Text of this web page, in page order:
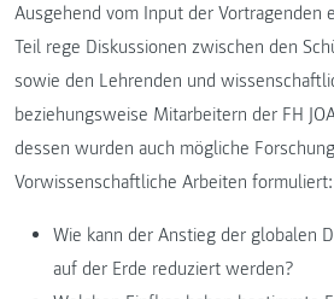
Ausgehend vom Input der Vortragenden
Teil rege Diskussionen zwischen den
sowie den Lehrenden und
beziehungsweise Mitarbeitern der FH
dessen wurden auch mögliche
Vorwissenschaftliche Arbeiten formuliert:
Wie kann der Anstieg der globalen
auf der Erde reduziert werden?